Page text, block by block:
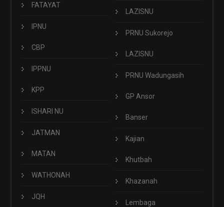
FATAYAT
IPNU
CBP
IPPNU
KPP
ISHARI NU
JATMAN
MATAN
WATHONAH
JQH
LAZISNU
PRNU Sukorejo
LAZISNU
PRNU Wadungasih
GP Ansor
Banser
Kajian
Khutbah
Khazanah
Lembaga